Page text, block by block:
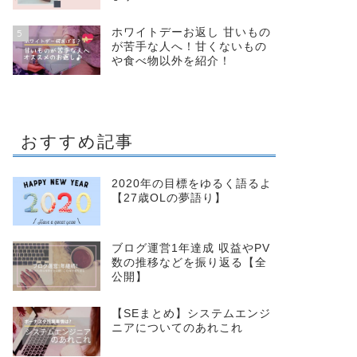
5
ホワイトデーお返し 甘いもの
が苦手な人へ！甘くないもの
や食べ物以外を紹介！
おすすめ記事
2020年の目標をゆるく語るよ
【27歳OLの夢語り】
ブログ運営1年達成 収益やPV
数の推移などを振り返る【全
公開】
【SEまとめ】システムエンジ
ニアについてのあれこれ